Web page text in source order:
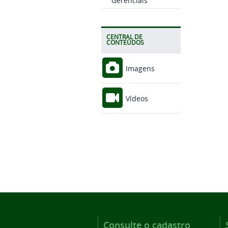
CENTRAL DE
CONTEÚDOS
Imagens
Vídeos
Consulte o cadastro